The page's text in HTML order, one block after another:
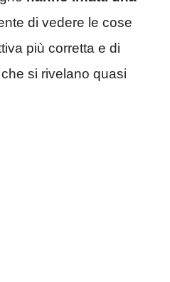
di vedere le cose
più corretta e di
si rivelano quasi